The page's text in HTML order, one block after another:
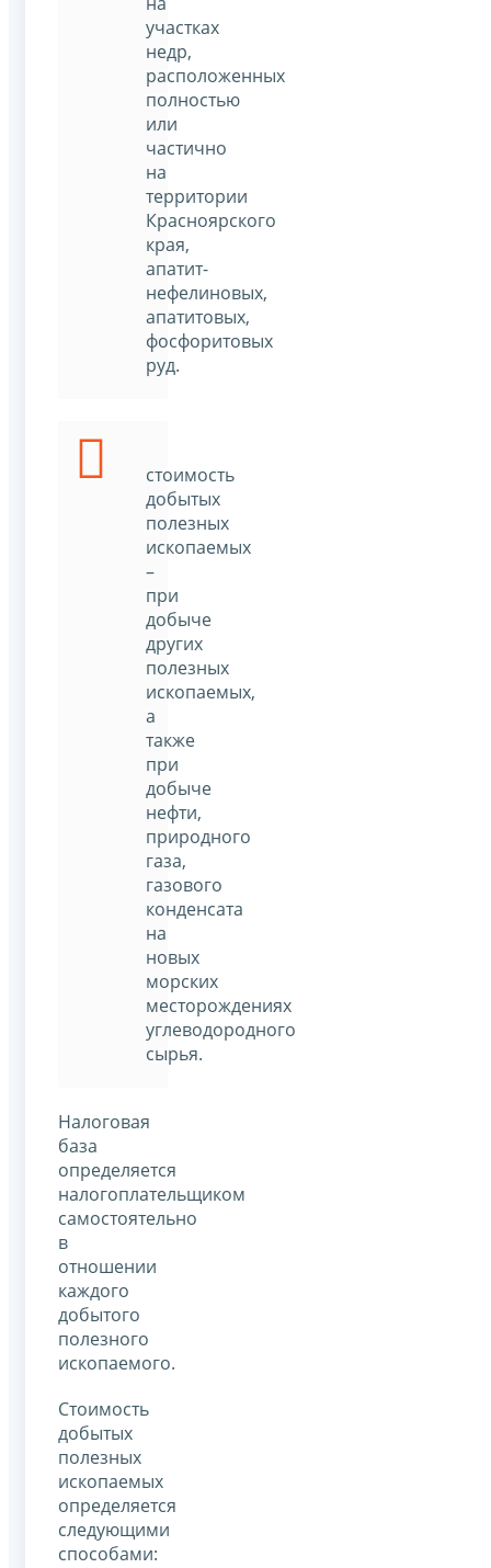
участках
недр,
расположенных
полностью
или
частично
на
территории
Красноярского
края,
апатит-
нефелиновых,
апатитовых,
фосфоритовых
руд.
стоимость
добытых
полезных
ископаемых
–
при
добыче
других
полезных
ископаемых,
а
также
при
добыче
нефти,
природного
газа,
газового
конденсата
на
новых
морских
месторождениях
углеводородного
сырья.
Налоговая
база
определяется
налогоплательщиком
самостоятельно
в
отношении
каждого
добытого
полезного
ископаемого.
Стоимость
добытых
полезных
ископаемых
определяется
следующими
способами: